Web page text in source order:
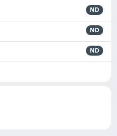
ND
ND
ND